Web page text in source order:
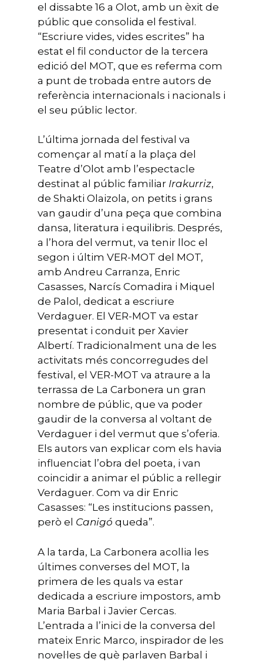
el dissabte 16 a Olot, amb un èxit de
públic que consolida el festival.
“Escriure vides, vides escrites” ha
estat el fil conductor de la tercera
edició del MOT, que es referma com
a punt de trobada entre autors de
referència internacionals i nacionals i
el seu públic lector.
L’última jornada del festival va
començar al matí a la plaça del
Teatre d’Olot amb l’espectacle
destinat al públic familiar Irakurriz,
de Shakti Olaizola, on petits i grans
van gaudir d’una peça que combina
dansa, literatura i equilibris. Després,
a l’hora del vermut, va tenir lloc el
segon i últim VER-MOT del MOT,
amb Andreu Carranza, Enric
Casasses, Narcís Comadira i Miquel
de Palol, dedicat a escriure
Verdaguer. El VER-MOT va estar
presentat i conduït per Xavier
Albertí. Tradicionalment una de les
activitats més concorregudes del
festival, el VER-MOT va atraure a la
terrassa de La Carbonera un gran
nombre de públic, que va poder
gaudir de la conversa al voltant de
Verdaguer i del vermut que s’oferia.
Els autors van explicar com els havia
influenciat l’obra del poeta, i van
coincidir a animar el públic a rellegir
Verdaguer. Com va dir Enric
Casasses: “Les institucions passen,
però el Canigó queda”.
A la tarda, La Carbonera acollia les
últimes converses del MOT, la
primera de les quals va estar
dedicada a escriure impostors, amb
Maria Barbal i Javier Cercas.
L’entrada a l’inici de la conversa del
mateix Enric Marco, inspirador de les
novel·les de què parlaven Barbal i